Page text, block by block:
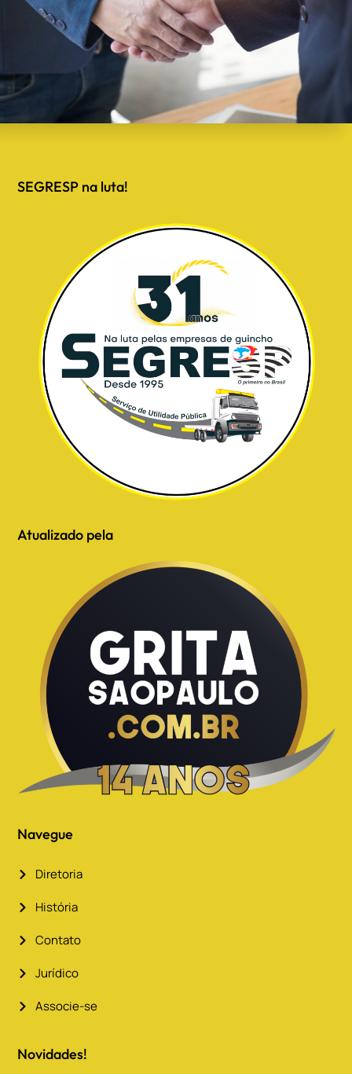
SEGRESP na luta!
Atualizado pela
Navegue
Diretoria
História
Contato
Jurídico
Associe-se
Novidades!